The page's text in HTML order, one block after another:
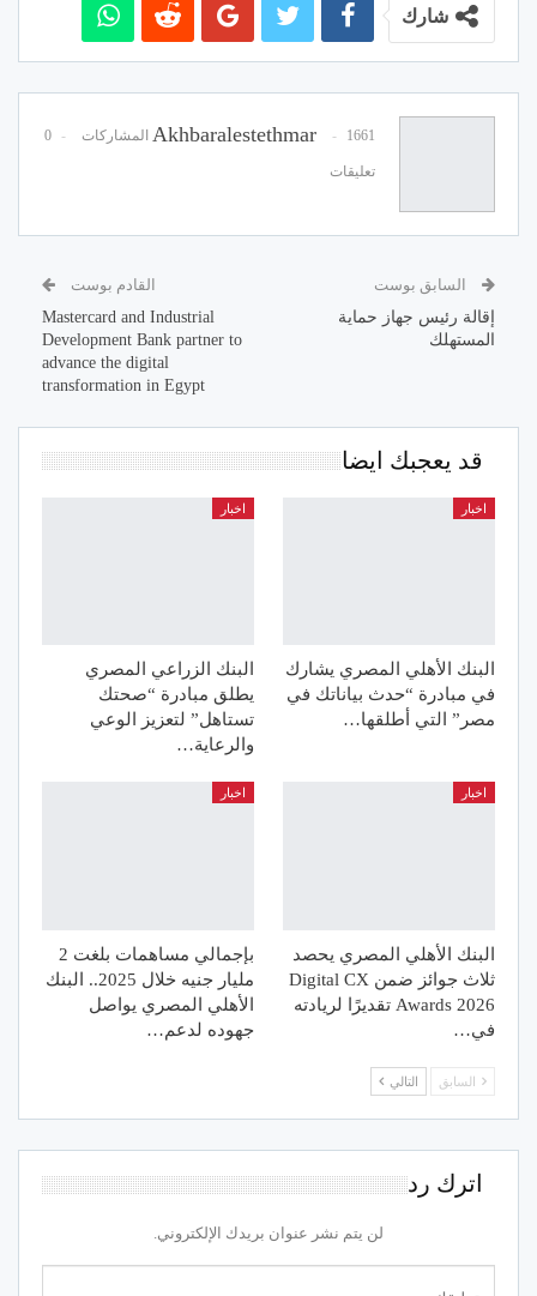
شارك
Akhbaralestethmar 1661 المشاركات 0
تعليقات
السابق بوست
إقالة رئيس جهاز حماية
المستهلك
القادم بوست
Mastercard and Industrial
Development Bank partner to
advance the digital
transformation in Egypt
قد يعجبك ايضا
اخبار
البنك الأهلي المصري يشارك
في مبادرة “حدث بياناتك في
مصر” التي أطلقها…
اخبار
البنك الزراعي المصري
يطلق مبادرة “صحتك
تستاهل” لتعزيز الوعي
والرعاية…
اخبار
البنك الأهلي المصري يحصد
ثلاث جوائز ضمن Digital CX
Awards 2026 تقديرًا لريادته
في…
اخبار
بإجمالي مساهمات بلغت 2
مليار جنيه خلال 2025.. البنك
الأهلي المصري يواصل
جهوده لدعم…
السابق التالي
اترك رد
لن يتم نشر عنوان بريدك الإلكتروني.